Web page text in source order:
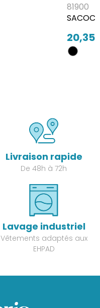
81900
20,35
Livraison rapide
De 48h à 72h
Lavage industriel
Vêtements adaptés aux
EHPAD